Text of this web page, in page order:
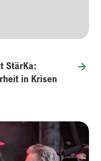
StärKa:
in Krisen